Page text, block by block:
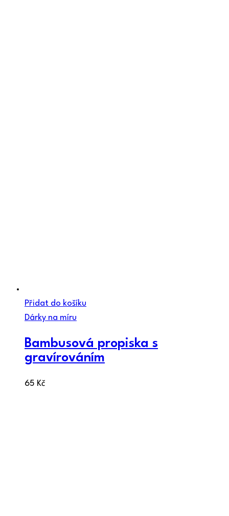
Přidat do košíku
Dárky na míru
Bambusová propiska s
gravírováním
65 Kč